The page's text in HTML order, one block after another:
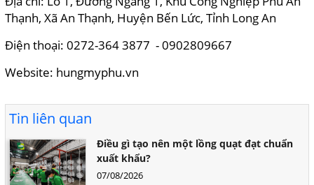
Thạnh, Xã An Thạnh, Huyện Bến Lức, Tỉnh Long An
Điện thoại: 0272-364 3877 - 0902809667
Website: hungmyphu.vn
Tin liên quan
Điều gì tạo nên một lồng quạt đạt chuẩn
xuất khẩu?
07/08/2026